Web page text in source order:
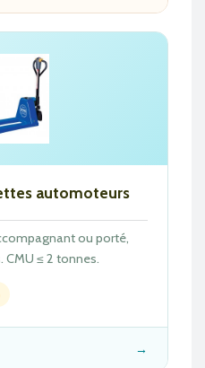
automoteurs
ou porté,
≤ 2 tonnes.
→